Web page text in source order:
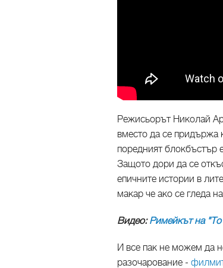
Режисьорът Николай
вместо да се придържа
поредният блокбъстър
Защото дори да се
епичните истории в
макар че ако се гледа
Видео:Римейкът на
И все пак не можем да
разочарование -